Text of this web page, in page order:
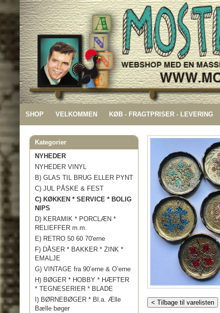
SHOP VELKOMMEN KØB - FRAGTPRISER - LEVERING
Kategorier
NYHEDER
NYHEDER VINYL
B) GLAS TIL BRUG ELLER PYNT
C) JUL PÅSKE & FEST
C) KØKKEN * SERVICE * BOLIG
NIPS
D) KERAMIK * PORCLÆN *
RELIEFFER m.m.
E) RETRO 50 60 70'erne
F) DÅSER * BAKKER * ZINK *
EMALJE
G) VINTAGE fra 90’erne & O’erne
H) BØGER * HOBBY * HÆFTER
* TEGNESERIER * BLADE
I) BØRNEBØGER * Bl.a. Ælle
Bælle bøger
< Tilbage til varelisten